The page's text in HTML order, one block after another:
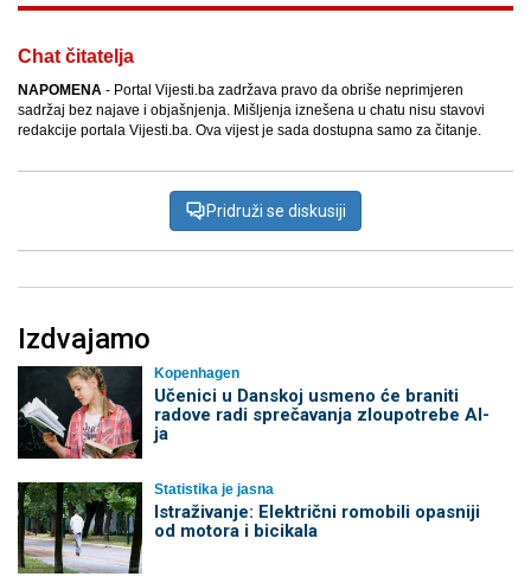
Chat čitatelja
NAPOMENA - Portal Vijesti.ba zadržava pravo da obriše neprimjeren
sadržaj bez najave i objašnjenja. Mišljenja iznešena u chatu nisu stavovi
redakcije portala Vijesti.ba. Ova vijest je sada dostupna samo za čitanje.
Pridruži se diskusiji
Izdvajamo
Kopenhagen
Učenici u Danskoj usmeno će braniti
radove radi sprečavanja zloupotrebe AI-
ja
Statistika je jasna
Istraživanje: Električni romobili opasniji
od motora i bicikala